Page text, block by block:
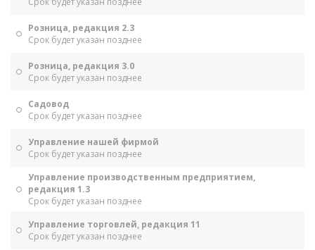
Розница, редакция 2.3
Срок будет указан позднее
Розница, редакция 3.0
Срок будет указан позднее
Садовод
Срок будет указан позднее
Управление нашей фирмой
Срок будет указан позднее
Управление производственным предприятием,
редакция 1.3
Срок будет указан позднее
Управление торговлей, редакция 11
Срок будет указан позднее